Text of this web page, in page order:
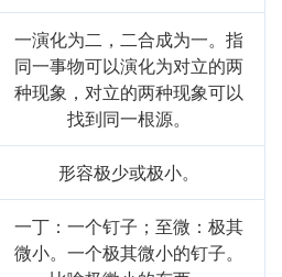
一演化为二，二合成为一。指
同一事物可以演化为对立的两
种现象，对立的两种现象可以
找到同一根源。
形容极少或极小。
一丁：一个钉子；至微：极其
微小。一个极其微小的钉子。